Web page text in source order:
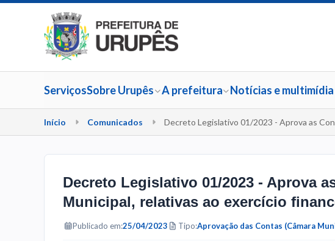
ServiçosSobre Urupês A prefeitura Notícias e multimídia
Início Comunicados Decreto Legislativo 01/2023 - Aprova as
Decreto Legislativo 01/2023 - Aprova
Municipal, relativas ao exercício
Publicado em:25/04/2023 Tipo:Aprovação das Contas (Câmara